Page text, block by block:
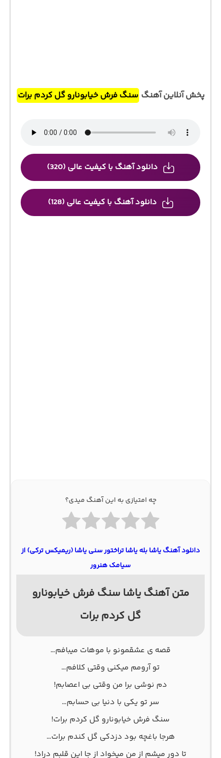
پخش آنلاین آهنگ سنگ فرش خیابونارو گل کردم برات
دانلود آهنگ با کیفیت عالی (320)
دانلود آهنگ با کیفیت عالی (128)
چه امتیازی به این آهنگ میدی؟
دانلود آهنگ یاشا بله یاشا تراختور سنی یاشا (ریمیکس ترکی) از
سیامک هنرور
متن آهنگ یاشا سنگ فرش خیابونارو
گل کردم برات
ﻗﺼﻪ ی ﻋﺸﻘﻤﻮﻧﻮ ﺑﺎ ﻣﻮﻫﺎت ﻣﻴﺒﺎﻓﻢ…
ﺗﻮ آروﻣﻢ ﻣﻴﻜﻨﻰ وﻗﺘﻰ ﻛﻠﺎﻓﻢ…
دم ﻧﻮﺷﻰ ﺑﺮا ﻣﻦ وﻗﺘﻰ ﺑﻰ اﻋﺼﺎﺑﻢ!
ﺳﺮ ﺗﻮ ﻳﻜﻰ ﺑﺎ دﻧﻴﺎ ﺑﻰ ﺣﺴﺎﺑﻢ…
ﺳﻨﮓ ﻓﺮش ﺧﻴﺎﺑﻮﻧﺎرو ﮔﻞ ﻛﺮدم ﺑﺮات!
ﻫﺮﺟﺎ ﺑﺎﻏﭽﻪ ﺑﻮد دزدﻛﻰ ﮔﻞ ﻛﻨﺪم ﺑﺮات…
ﺗﺎ دور ﻣﻴﺸﻢ از ﻣﻦ ﻣﻴﺨﻮاد از ﺟﺎ اﻳﻦ ﻗﻠﺒﻢ دراد!